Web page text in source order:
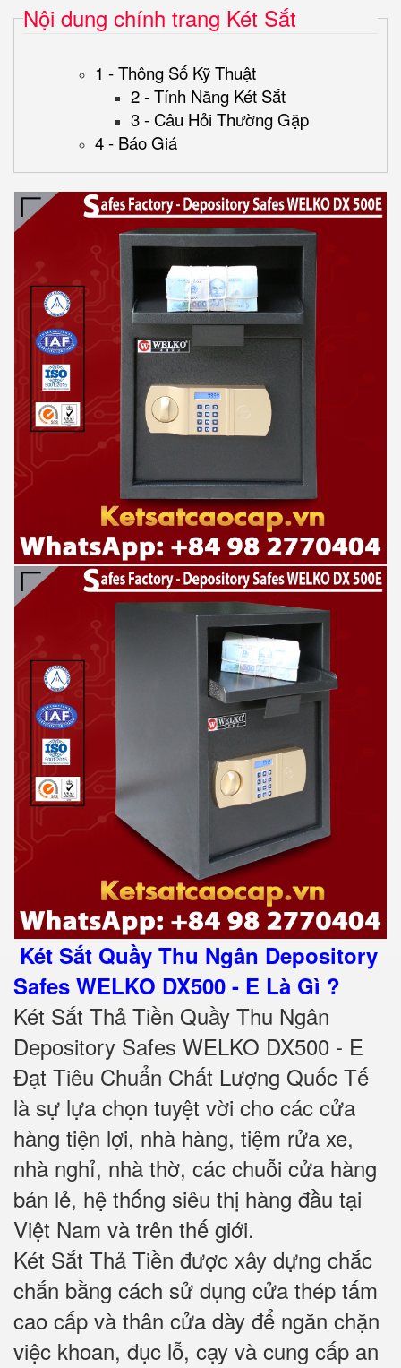
Nội dung chính trang Két Sắt
1 - Thông Số Kỹ Thuật
2 - Tính Năng Két Sắt
3 - Câu Hỏi Thường Gặp
4 - Báo Giá
Két Sắt Quầy Thu Ngân Depository
Safes WELKO DX500 - E Là Gì ?
Két Sắt Thả Tiền Quầy Thu Ngân
Depository Safes WELKO DX500 - E
Đạt Tiêu Chuẩn Chất Lượng Quốc Tế
là sự lựa chọn tuyệt vời cho các cửa
hàng tiện lợi, nhà hàng, tiệm rửa xe,
nhà nghỉ, nhà thờ, các chuỗi cửa hàng
bán lẻ, hệ thống siêu thị hàng đầu tại
Việt Nam và trên thế giới.
Két Sắt Thả Tiền được xây dựng chắc
chắn bằng cách sử dụng cửa thép tấm
cao cấp và thân cửa dày để ngăn chặn
việc khoan, đục lỗ, cạy và cung cấp an